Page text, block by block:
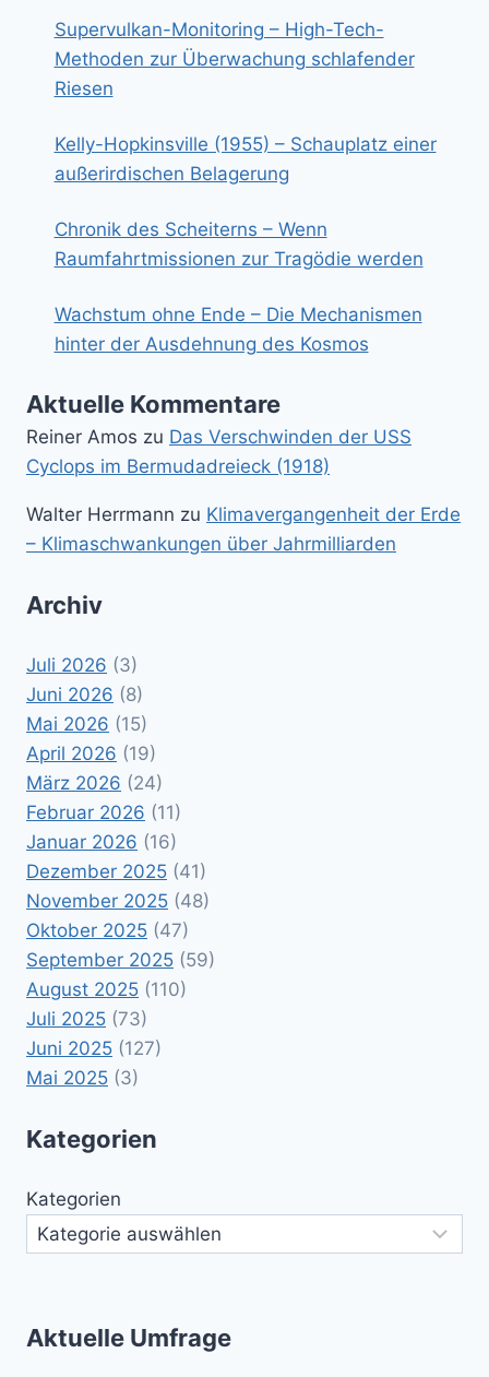
Supervulkan-Monitoring – High-Tech-
Methoden zur Überwachung schlafender
Riesen
Kelly-Hopkinsville (1955) – Schauplatz einer
außerirdischen Belagerung
Chronik des Scheiterns – Wenn
Raumfahrtmissionen zur Tragödie werden
Wachstum ohne Ende – Die Mechanismen
hinter der Ausdehnung des Kosmos
Aktuelle Kommentare
Reiner Amos zu Das Verschwinden der USS
Cyclops im Bermudadreieck (1918)
Walter Herrmann zu Klimavergangenheit der Erde
– Klimaschwankungen über Jahrmilliarden
Archiv
Juli 2026 (3)
Juni 2026 (8)
Mai 2026 (15)
April 2026 (19)
März 2026 (24)
Februar 2026 (11)
Januar 2026 (16)
Dezember 2025 (41)
November 2025 (48)
Oktober 2025 (47)
September 2025 (59)
August 2025 (110)
Juli 2025 (73)
Juni 2025 (127)
Mai 2025 (3)
Kategorien
Kategorien
Aktuelle Umfrage